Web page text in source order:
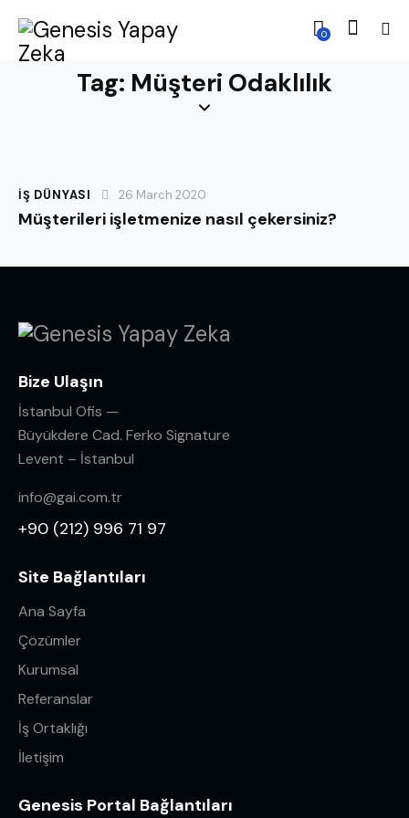
0
Tag: Müşteri Odaklılık
İŞ DÜNYASI 26 March 2020
Müşterileri işletmenize nasıl çekersiniz?
Bize Ulaşın
İstanbul Ofis —
Büyükdere Cad. Ferko Signature
Levent – İstanbul
info@gai.com.tr
+90 (212) 996 71 97
Site Bağlantıları
Ana Sayfa
Çözümler
Kurumsal
Referanslar
İş Ortaklığı
İletişim
Genesis Portal Bağlantıları